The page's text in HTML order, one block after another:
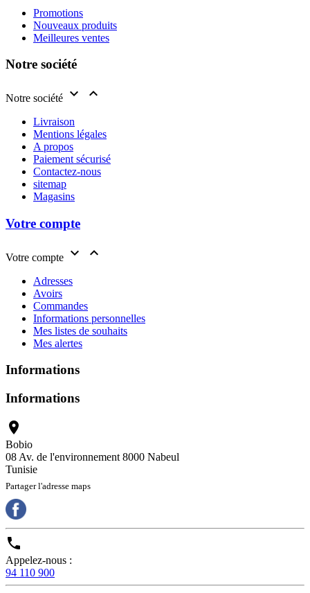
Promotions
Nouveaux produits
Meilleures ventes
Notre société
Notre société  
Livraison
Mentions légales
A propos
Paiement sécurisé
Contactez-nous
sitemap
Magasins
Votre compte
Votre compte  
Adresses
Avoirs
Commandes
Informations personnelles
Mes listes de souhaits
Mes alertes
Informations
Informations

Bobio
08 Av. de l'environnement 8000 Nabeul
Tunisie
Partager l'adresse maps

Appelez-nous :
94 110 900